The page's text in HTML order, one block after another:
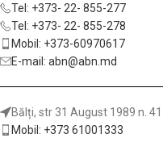
Tel: +373- 22- 855-277
Tel: +373- 22- 855-278
Mobil: +373-60970617
E-mail: abn@abn.md
Bălți, str 31 August 1989 n.
Mobil: +373 61001333